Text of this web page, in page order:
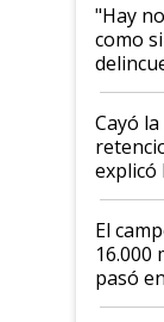
"Hay
como
al
habló
Cayó
explicó
El
16.000
pasó